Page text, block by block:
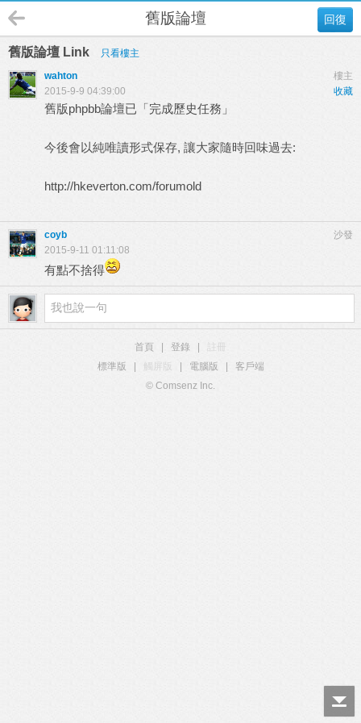
回復
舊版論壇
舊版論壇 Link
只看樓主
樓主
wahton
收藏
2015-9-9 04:39:00
舊版phpbb論壇已「完成歷史任務」
今後會以純唯讀形式保存, 讓大家隨時回味過去:
http://hkeverton.com/forumold
沙發
coyb
2015-9-11 01:11:08
有點不捨得
首頁 登錄
標準版
觸屏版 電腦版
客戶端
© Comsenz Inc.